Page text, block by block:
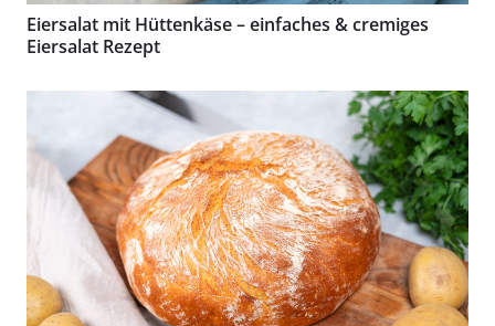
Eiersalat mit Hüttenkäse – einfaches & cremiges
Eiersalat Rezept